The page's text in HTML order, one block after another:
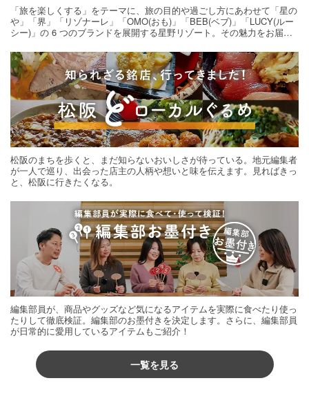
「旅を楽しくする」をテーマに、旅の目的や過ごし方にあわせて「星の
や」「界」「リゾナーレ」「OMO(おも)」「BEB(ベブ)」「LUCY(ルー
シー)」の 6 つのブランドを展開する星野リゾート。その魅力をお届け
松阪のまちを歩くと、まだ知らないおいしさが待っている。地元編集者
が一人で巡り、出会った店主の人柄や想いと味を伝えます。見ればきっ
と、松阪に行きたくなる。
編集部員が、商品やグッズなど気になるアイテムを実際に食べたり使っ
たりして徹底検証。編集部のお墨付きを決定します。さらに、編集部員
が日常的に愛用しているアイテムもご紹介！
一覧を見る